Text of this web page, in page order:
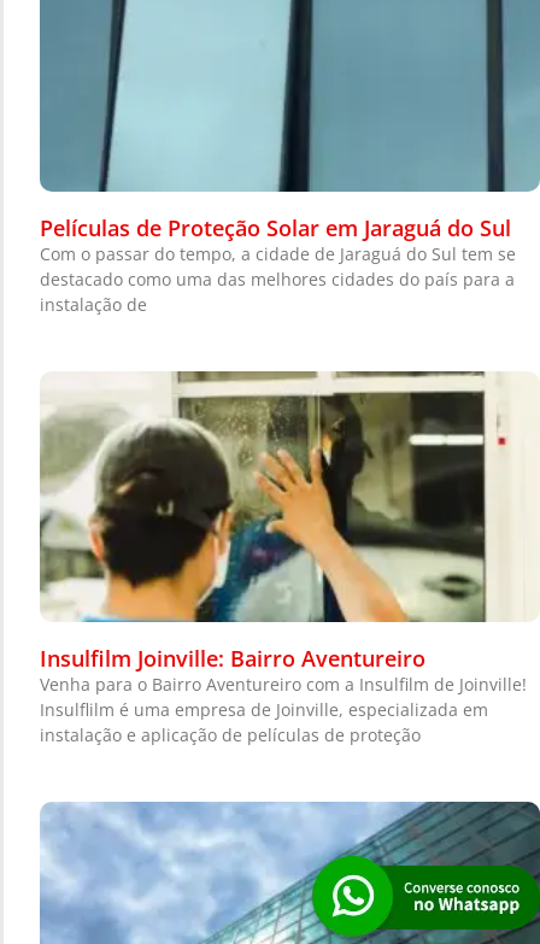
Películas de Proteção Solar em Jaraguá do Sul
Com o passar do tempo, a cidade de Jaraguá do Sul tem se
destacado como uma das melhores cidades do país para a
instalação de
Insulfilm Joinville: Bairro Aventureiro
Venha para o Bairro Aventureiro com a Insulfilm de Joinville!
Insulflilm é uma empresa de Joinville, especializada em
instalação e aplicação de películas de proteção